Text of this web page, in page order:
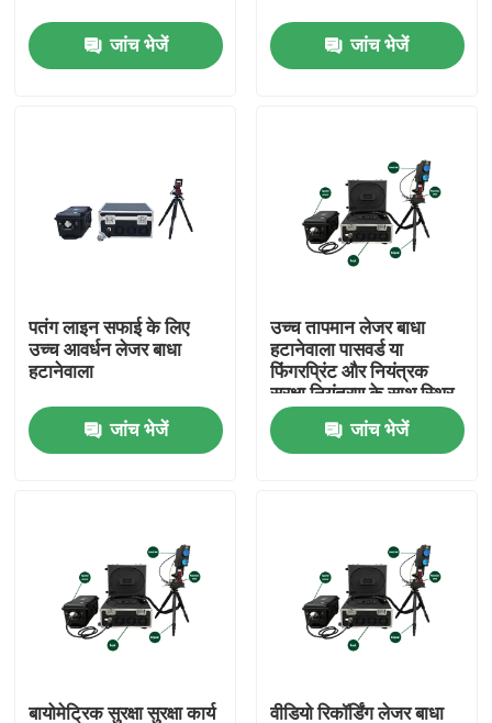
वीडियो
हमारे बारे में
कारखाना भ्रमण
संपर्क करें
एक उद्धरण की विनती करे
ग्रीन फाइबर लेजर
जांच भेजें जांच भेजें
पतंग लाइन सफाई के लिए
उच्च आवर्धन लेजर बाधा
हटानेवाला
जांच भेजें
उच्च तापमान लेजर बाधा
हटानेवाला पासवर्ड या
फिंगरप्रिंट और नियंत्रक
सुरक्षा नियंत्रण के साथ स्थिर
प्रदर्शन
जांच भेजें
बायोमेट्रिक सुरक्षा सुरक्षा कार्य वीडियो रिकॉर्डिंग लेजर बाधा